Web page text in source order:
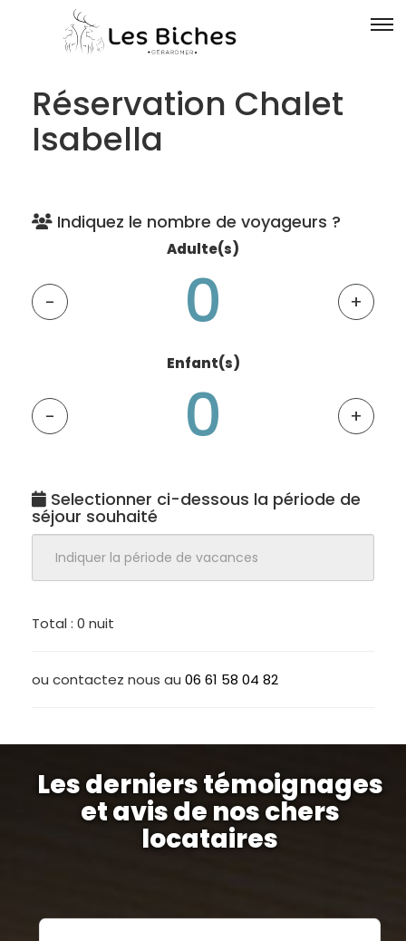
Réservation Chalet
Isabella
Indiquez le nombre de voyageurs ?
Adulte(s)
- +
Enfant(s)
- +
Selectionner ci-dessous la période de
séjour souhaité
Total : 0 nuit
ou contactez nous au 06 61 58 04 82
Les derniers témoignages
et avis de nos chers
locataires